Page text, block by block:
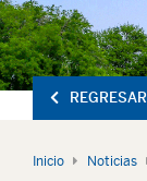
REGRESAR
Inicio Noticias